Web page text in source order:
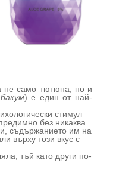
не само тютюна, но и
) е един от най-
стимул
без никаква
съдържанието им на
върху този вкус с
тъй като други по-